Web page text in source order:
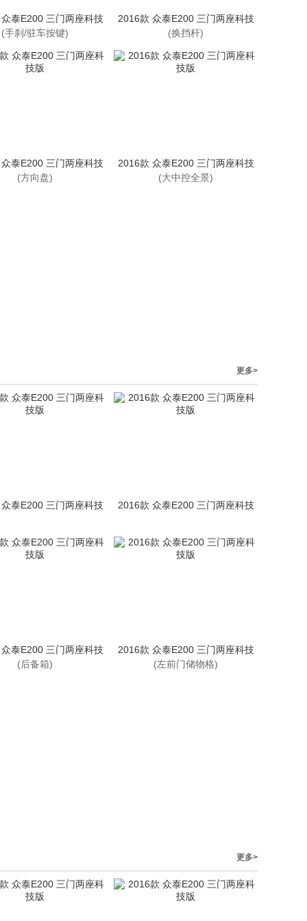
泰E200 三门两座科技
版
(手刹/驻车按键)
2016款 众泰E200 三门两座科技
版
(换挡杆)
泰E200 三门两座科技
版
(方向盘)
2016款 众泰E200 三门两座科技
版
(大中控全景)
更多>
泰E200 三门两座科技
2016款 众泰E200 三门两座科技
泰E200 三门两座科技
版
(后备箱)
2016款 众泰E200 三门两座科技
版
(左前门储物格)
更多>